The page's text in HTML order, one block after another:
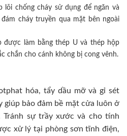
lõi chống cháy sử dụng để ngăn và
cháy truyền qua mặt bên ngoài
được làm bằng thép U và thép hộp
chắn cho cánh không bị cong vênh.
hóa, tẩy dầu mỡ và gỉ sét
bảo đảm bề mặt cửa luôn ở
sự trầy xước và cho tính
xử lý tại phòng sơn tĩnh điện,